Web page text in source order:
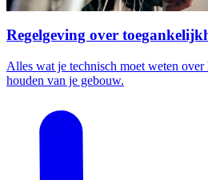
Regelgeving over
Alles wat je technisch moet weten
houden van je gebouw.